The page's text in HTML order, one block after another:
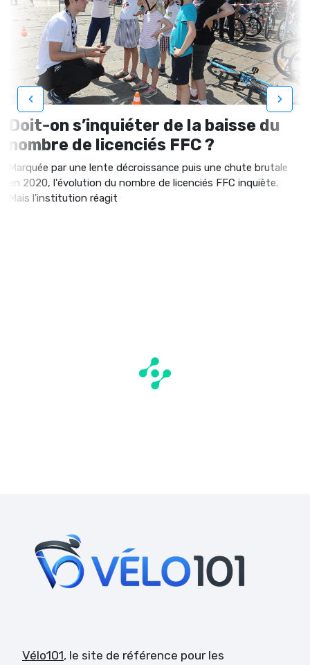
Doit-on s’inquiéter de la baisse du
nombre de licenciés FFC ?
Marquée par une lente décroissance puis une chute brutale
en 2020, l'évolution du nombre de licenciés FFC inquiète.
Mais l'institution réagit
‹ ›
Vélo101, le site de référence pour les